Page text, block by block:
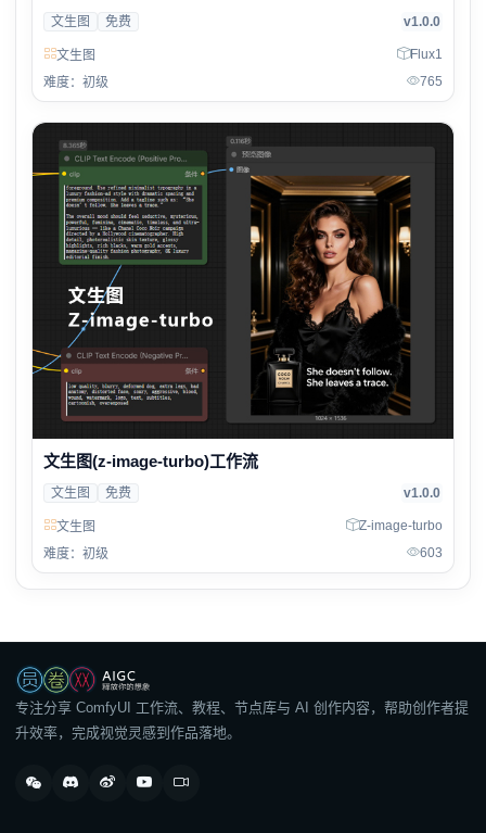
文生图 免费 v1.0.0
文生图
Flux1
难度：初级
765
文生图(z-image-turbo)工作流
文生图 免费 v1.0.0
文生图
Z-image-turbo
难度：初级
603
专注分享 ComfyUI 工作流、教程、节点库与 AI 创作内容，帮助创作者提
升效率，完成视觉灵感到作品落地。